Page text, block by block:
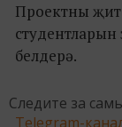
Проектны
белдерә.
Следите за
Telegram-